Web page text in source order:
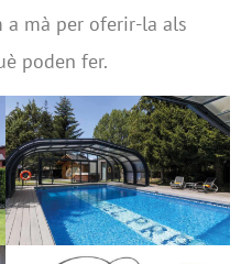
mà per oferir-la als
poden fer.